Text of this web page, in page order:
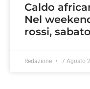
Caldo
Nel
rossi,
Redazione 7 Agosto